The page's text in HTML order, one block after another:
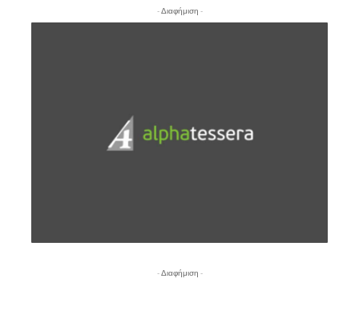
- Διαφήμιση -
- Διαφήμιση -